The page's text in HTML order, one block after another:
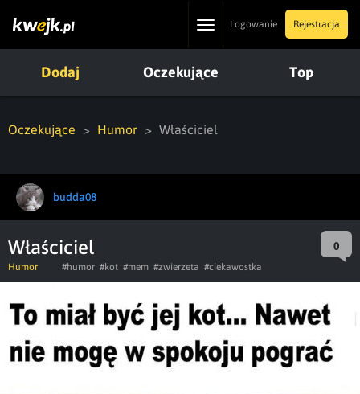
ToggleLogowanie Rejestracja
Dodaj Oczekujące Top
Oczekujące Humor Właściciel
budda08
Właściciel 0
Humor #humor #kot #mem #zwierzeta #ciekawostka